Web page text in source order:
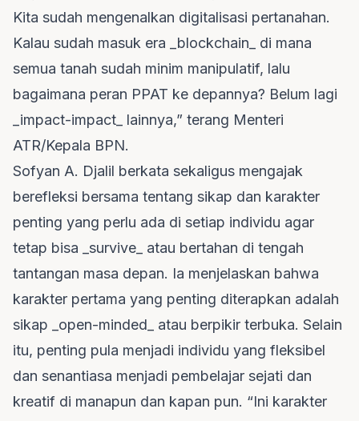
Kita sudah mengenalkan digitalisasi pertanahan.
Kalau sudah masuk era _blockchain_ di mana
semua tanah sudah minim manipulatif, lalu
bagaimana peran PPAT ke depannya? Belum lagi
_impact-impact_ lainnya,” terang Menteri
ATR/Kepala BPN.
Sofyan A. Djalil berkata sekaligus mengajak
berefleksi bersama tentang sikap dan karakter
penting yang perlu ada di setiap individu agar
tetap bisa _survive_ atau bertahan di tengah
tantangan masa depan. Ia menjelaskan bahwa
karakter pertama yang penting diterapkan adalah
sikap _open-minded_ atau berpikir terbuka. Selain
itu, penting pula menjadi individu yang fleksibel
dan senantiasa menjadi pembelajar sejati dan
kreatif di manapun dan kapan pun. “Ini karakter